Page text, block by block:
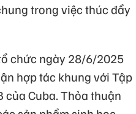
trong việc thúc đẩy
chức ngày 28/6/2025
hợp tác khung với Tập
của Cuba. Thỏa thuận